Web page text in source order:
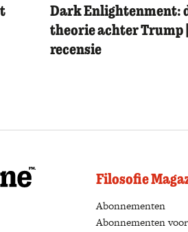
Dark Enlightenment:
theorie achter Trump |
recensie
Filosofie
Abonnementen
Abonnementen voor